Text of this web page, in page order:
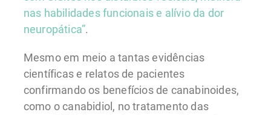
nas habilidades funcionais e alívio da dor
neuropática”.
Mesmo em meio a tantas evidências
científicas e relatos de pacientes
confirmando os benefícios de canabinoides,
como o canabidiol, no tratamento das